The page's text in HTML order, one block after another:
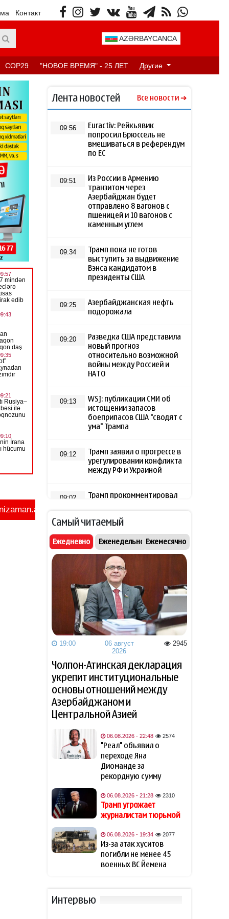
Контакт
AZƏRBAYCANCA
COP29 "НОВОЕ ВРЕМЯ" - 25 ЛЕТ Другие
Лента новостей Все новости
09:56
Euractiv: Рейкьявик
попросил Брюссель не
вмешиваться в референдум
по ЕС
09:51
Из России в Армению
транзитом через
Азербайджан будет
отправлено 8 вагонов с
пшеницей и 10 вагонов с
каменным углем
09:34
Трамп пока не готов
выступить за выдвижение
Вэнса кандидатом в
президенты США
09:25
Азербайджанская нефть
подорожала
09:20
Разведка США представила
новый прогноз
относительно возможной
войны между Россией и
НАТО
09:13
WSJ: публикации СМИ об
истощении запасов
боеприпасов США "сводят с
ума" Трампа
09:12
Трамп заявил о прогрессе в
урегулировании конфликта
между РФ и Украиной
09:02
Трамп прокомментировал
Украине
09:00
Глава парламента Ирана
заявил о подготовке США к
масштабной атаке
06 август 2026
22:48
"Реал" объявил о переходе
Яна Диоманде за рекордную
сумму
СМИ: Совет мира заключил
строительство в Газе
21:48
Раскрыта тайна
исчезновения последней
кочевой империи Евразии
21:46
Андрей Ургант впервые
представил публике третью
жену: она моложе актера на
21 год- ФОТО
21:28
Трамп угрожает
журналистам тюрьмой
соглашения по Ормузу. Как
отреагирует Трамп?
В Британии более 100
Самый читаемый
Ежедневно Еженедельно Ежемесячно
19:00
06 август
2026
2945
Чолпон-Атинская декларация
укрепит институциональные
основы отношений между
Азербайджаном и
Центральной Азией
06.08.2026 - 22:48 2574
"Реал" объявил о
переходе Яна
Диоманде за
рекордную сумму
06.08.2026 - 21:28 2310
Трамп угрожает
журналистам тюрьмой
06.08.2026 - 19:34 2077
Из-за атак хуситов
погибли не менее 45
военных ВС Йемена
Интервью